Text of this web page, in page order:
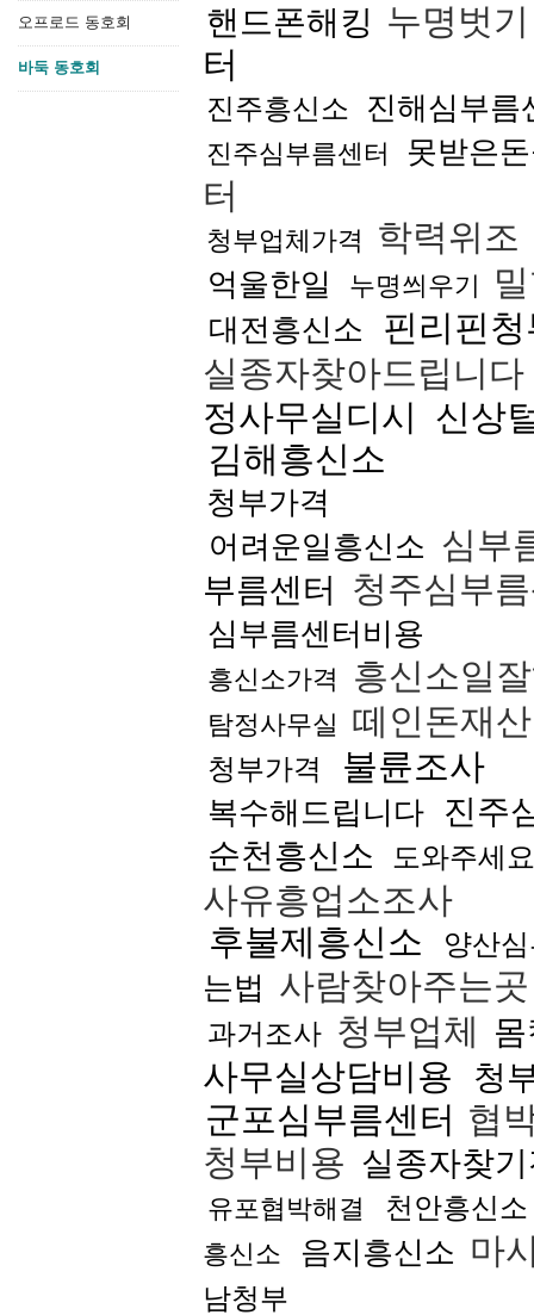
오프로드 동호회
바둑 동호회
핸드폰해킹 누명벗
터
진주흥신소 진해심부름
진주심부름센터 못받은
터
청부업체가격 학력위조
억울한일 누명씌우기
대전흥신소
핀리핀청
실종자찾아드립니다
정사무실디시
신상
김해흥신소
청부가격
어려운일흥신소 심부
부름센터 청주심부
심부름센터비용
흥신소가격 흥신소일
탐정사무실 떼인돈재
청부가격 불륜조사
복수해드립니다 진주
순천흥신소
도와주세
사유흥업소조사
후불제흥신소
양산
는법 사람찾아주는
과거조사 청부업체
사무실상담비용 청
군포심부름센터 협
청부비용 실종자찾
유포협박해결 천안흥신소
흥신소 음지흥신소 마
남청부